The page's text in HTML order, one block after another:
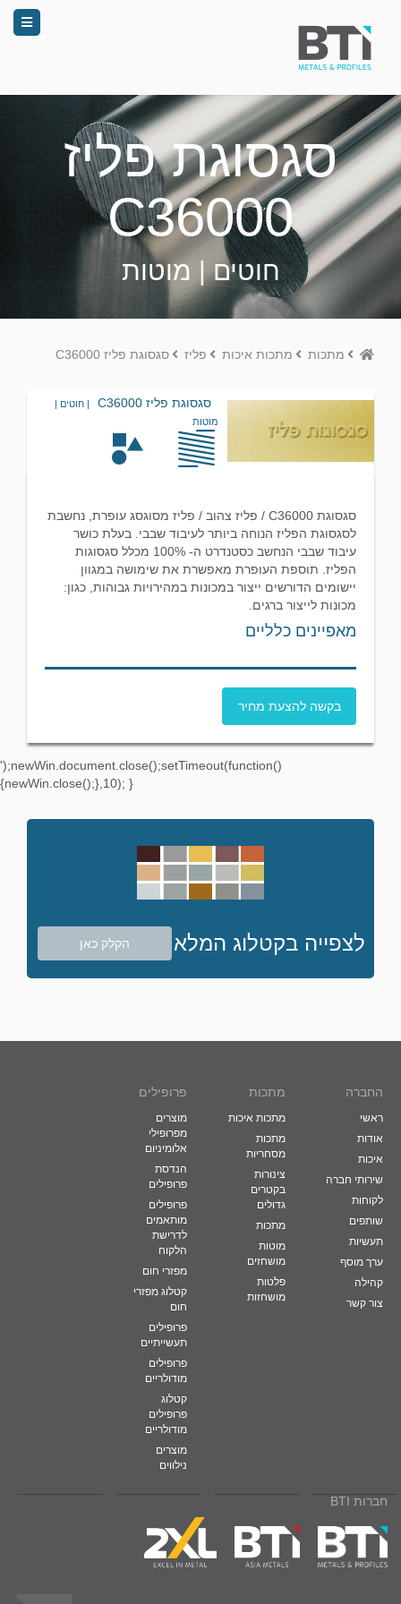
סגסוגת פליז
C36000
חוטים | מוטות
Homeמתכות מתכות איכות פליז סגסוגת פליז C36000
סגסוגת פליז C36000
| חוטים |
מוטות
סגסוגת C36000 / פליז צהוב / פליז מסוגסג עופרת, נחשבת
לסגסוגת הפליז הנוחה ביותר לעיבוד שבבי. בעלת כושר
עיבוד שבבי הנחשב כסטנדרט ה- 100% מכלל סגסוגות
הפליז. תוספת העופרת מאפשרת את שימושה במגוון
יישומים הדורשים ייצור במכונות במהירויות גבוהות, כגון:
מכונות לייצור ברגים.
מאפיינים כלליים
בקשה להצעת מחיר
');newWin.document.close();setTimeout(function()
{newWin.close();},10); }
לצפייה בקטלוג המלא הקלק כאן
החברה
ראשי
אודות
איכות
שירותי חברה
לקוחות
שותפים
תעשיות
ערך מוסף
קהילה
צור קשר
מתכות
מתכות איכות
מתכות
מסחריות
צינורות
בקטרים
גדולים
מתכות
מוטות
מושחזים
פלטות
מושחזות
פרופילים
מוצרים
מפרופילי
אלומיניום
הנדסת
פרופילים
פרופילים
מותאמים
לדרישת
הלקוח
מפזרי חום
קטלוג מפזרי
חום
פרופילים
תעשייתיים
פרופילים
מודולריים
קטלוג
פרופילים
מודולריים
מוצרים
נילווים
חברות BTI